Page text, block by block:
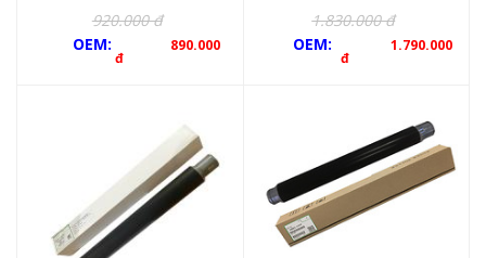
920.000 đ
OEM:
890.000
đ
1.830.000 đ
OEM:
1.790.000
đ